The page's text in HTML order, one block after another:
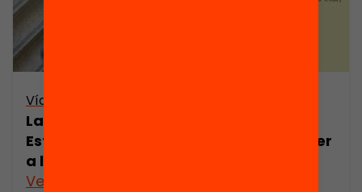
Vídeo
La inspecció educativa a examen.
Estratègies i modalitats d’inspecció per
a l’èxit educatiu
Veure’n més